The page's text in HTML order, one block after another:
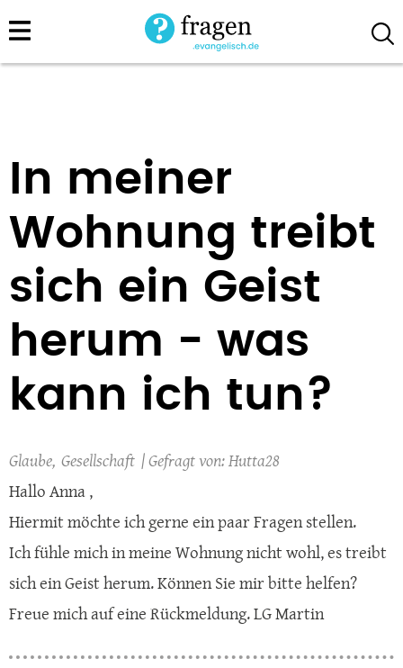
Direkt
zum
In meiner
Wohnung treibt
sich ein Geist
herum - was
kann ich tun?
Glaube Gesellschaft
Hutta28
Hallo Anna ,
Hiermit möchte ich gerne ein paar Fragen stellen.
Ich fühle mich in meine Wohnung nicht wohl, es treibt
sich ein Geist herum. Können Sie mir bitte helfen?
Freue mich auf eine Rückmeldung. LG Martin